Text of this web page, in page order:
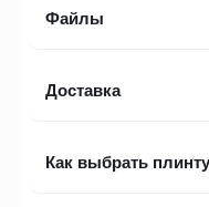
Файлы
Доставка
Как выбрать